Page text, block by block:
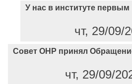
У нас в институте первым
чт, 29/09/
Совет ОНР принял
чт, 29/09/